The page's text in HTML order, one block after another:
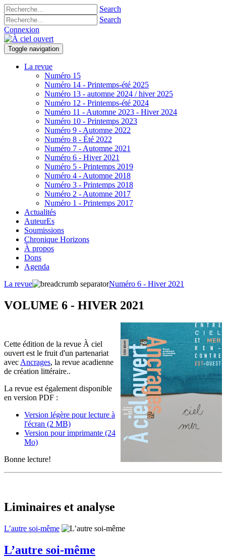
Search
Search
Connexion
Toggle navigation
La revue
Numéro 15
Numéro 14 - Printemps-été 2025
Numéro 13 - automne 2024 / hiver 2025
Numéro 12 - Printemps-été 2024
Numéro 11 - Automne 2023 - Hiver 2024
Numéro 10 - Printemps 2023
Numéro 9 - Automne 2022
Numéro 8 - Été 2022
Numéro 7 - Automne 2021
Numéro 6 - Hiver 2021
Numéro 5 - Printemps 2019
Numéro 4 - Automne 2018
Numéro 3 - Printemps 2018
Numéro 2 - Automne 2017
Numéro 1 - Printemps 2017
Actualités
AuteurEs
Soumissions
Chronique Horizons
À propos
Dons
Agenda
La revue
Numéro 6 - Hiver 2021
VOLUME 6 - HIVER 2021
Cette édition de la revue À ciel
ouvert est le fruit d'un partenariat
avec Ancrages, la revue acadienne
de création littéraire..
La revue est également disponible
en version PDF :
Version légère pour lecture à
l'écran (2 MB)
Version pour imprimante (24
Mo)
Bonne lecture!
Liminaires et analyse
L’autre soi-même
L’autre soi-même